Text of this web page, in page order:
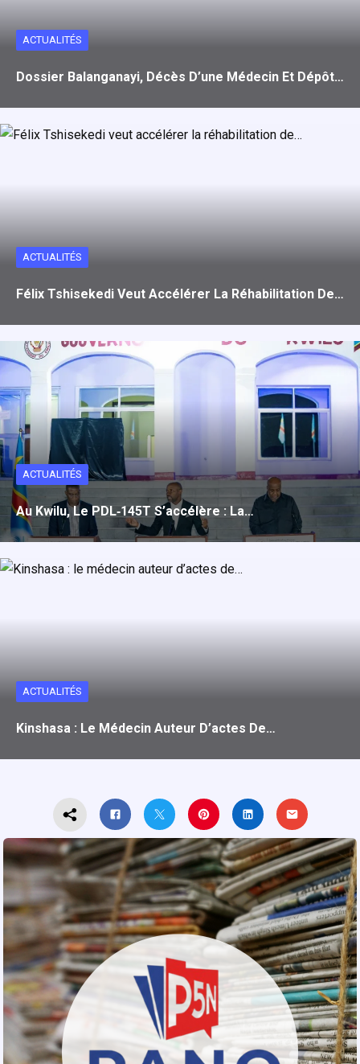
ACTUALITÉS
Dossier Balanganayi, Décès D’une Médecin Et Dépôt…
ACTUALITÉS
Félix Tshisekedi Veut Accélérer La Réhabilitation De…
ACTUALITÉS
Au Kwilu, Le PDL‑145T S’accélère : La…
ACTUALITÉS
Kinshasa : Le Médecin Auteur D’actes De…